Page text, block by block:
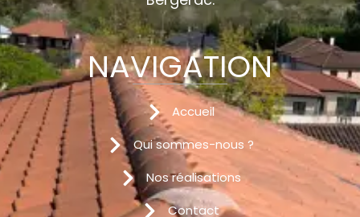
NAVIGATION
Accueil
Qui sommes-nous ?
Nos réalisations
Contact